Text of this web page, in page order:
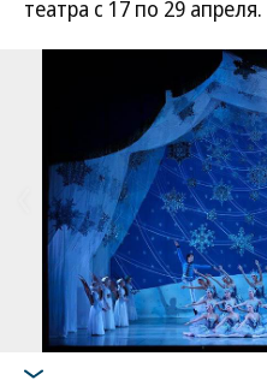
театра с 17 по 29 апреля.